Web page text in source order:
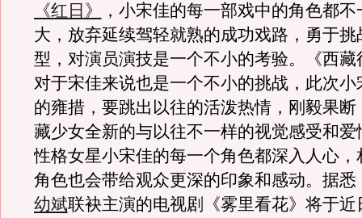
《红日》
，小宋佳的每一部戏中的角色都
大，放弃延续驾轻就熟的成功戏路，勇于挑
型，对演员演技是一个不小的考验。《西藏
对于宋佳来说也是一个不小的挑战，此次小
的雍措，要跳出以往的活泼热情，刚毅果断
藏少女全新的与以往不一样的视觉感受和爱
性格女星小宋佳的每一个角色都深入人心，
角色也会带给观众更深的印象和感动。据悉
幼斌联袂主演的电视剧《雾里看花》将于近